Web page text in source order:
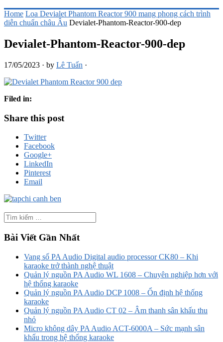
Home Loa Devialet Phantom Reactor 900 mang phong cách trình
diễn chuẩn châu Âu Devialet-Phantom-Reactor-900-dep
Devialet-Phantom-Reactor-900-dep
17/05/2023 · by Lê Tuấn ·
Filed in:
Share this post
Twitter
Facebook
Google+
LinkedIn
Pinterest
Email
Bài Viết Gần Nhất
Vang số PA Audio Digital audio processor CK80 – Khi
karaoke trở thành nghệ thuật
Quản lý nguồn PA Audio WL 1608 – Chuyên nghiệp hơn với
hệ thống karaoke
Quản lý nguồn PA Audio DCP 1008 – Ổn định hệ thống
karaoke
Quản lý nguồn PA Audio CT 02 – Âm thanh sân khấu thu
nhỏ
Micro không dây PA Audio ACT-6000A – Sức mạnh sân
khấu trong hệ thống karaoke